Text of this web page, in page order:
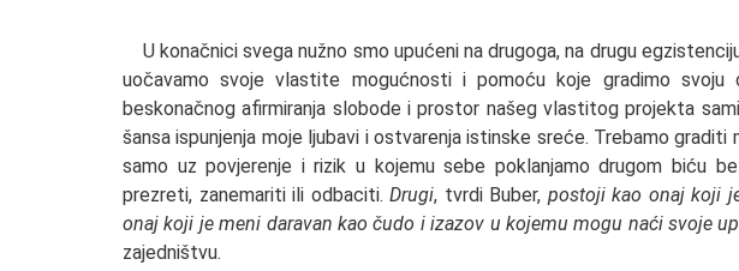
U konačnici svega nužno smo upućeni na drugoga, na drugu
uočavamo svoje vlastite mogućnosti i pomoću koje gradimo svoju
beskonačnog afirmiranja slobode i prostor našeg vlastitog projekta
šansa ispunjenja moje ljubavi i ostvarenja istinske sreće. Trebamo
samo uz povjerenje i rizik u kojemu sebe poklanjamo drugom biću
prezreti, zanemariti ili odbaciti. Drugi, tvrdi Buber, postoji kao onaj koji
onaj koji je meni daravan kao čudo i izazov u kojemu mogu naći svoje
zajedništvu.